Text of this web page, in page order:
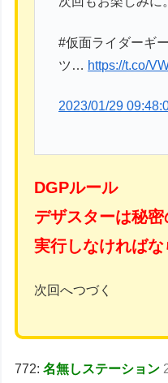
#仮面ライダーギー
ツ… https://t.co/
2023/01/29
DGPルール
デザスターは秘
実行しなければな
次回へつづく
772:名無しステーション